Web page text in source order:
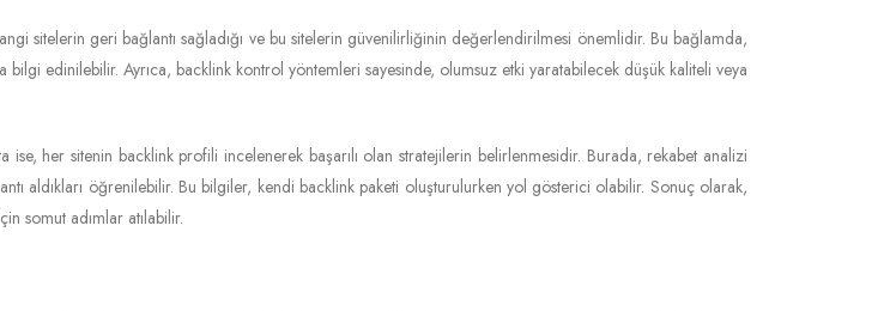
sitelerin geri bağlantı sağladığı ve bu sitelerin güvenilirliğinin değerlendirilmesi önemlidir. Bu bağlamda,
edinilebilir. Ayrıca, backlink kontrol yöntemleri sayesinde, olumsuz etki yaratabilecek düşük kaliteli veya
her sitenin backlink profili incelenerek başarılı olan stratejilerin belirlenmesidir. Burada, rekabet analizi
aldıkları öğrenilebilir. Bu bilgiler, kendi backlink paketi oluşturulurken yol gösterici olabilir. Sonuç olarak,
somut adımlar atılabilir.